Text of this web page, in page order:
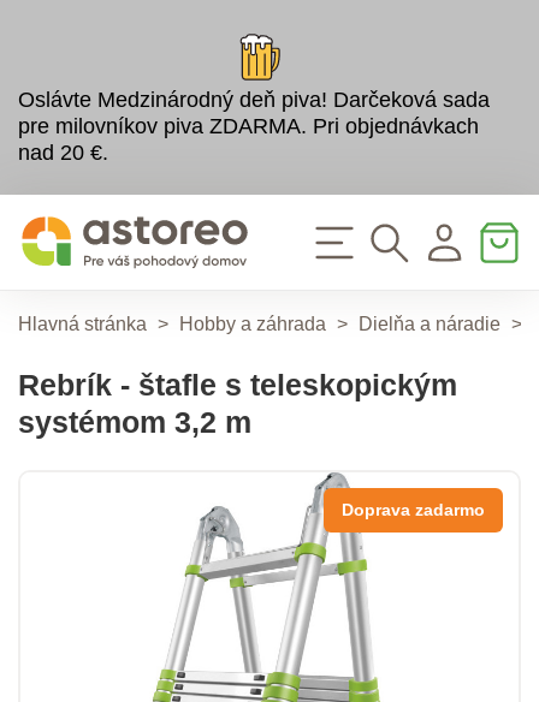
Oslávte Medzinárodný deň piva! Darčeková sada
pre milovníkov piva ZDARMA. Pri objednávkach
nad 20 €.
Hlavná stránka > Hobby a záhrada > Dielňa a náradie >
Rebrík - štafle s teleskopickým
systémom 3,2 m
Doprava zadarmo